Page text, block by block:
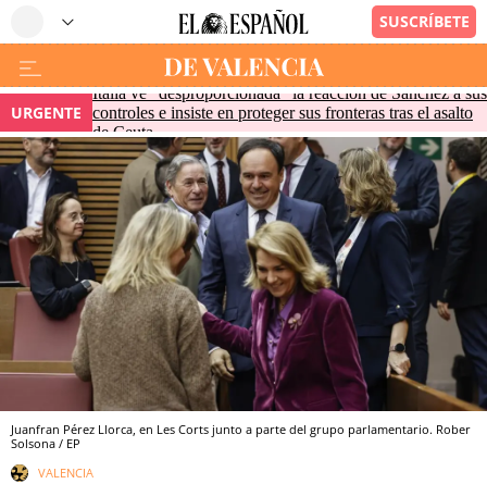
URGENTE
Italia ve "desproporcionada" la reacción de Sánchez a sus
controles e insiste en proteger sus fronteras tras el asalto
de Ceuta
Juanfran Pérez Llorca, en Les Corts junto a parte del grupo parlamentario. Rober
Solsona / EP
VALENCIA